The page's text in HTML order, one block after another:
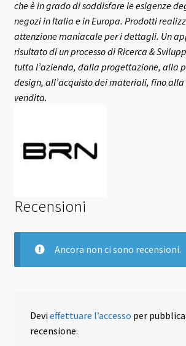
che è in grado di soddisfare le esigenze
negozi in Italia e in Europa. Prodotti
attenzione maniacale per i dettagli. Un
risultato di un processo di Ricerca &
tutta l’azienda, dalla progettazione, alla
design, all’acquisto dei materiali, fino
vendita.
Recensioni
Ancora non ci sono recensioni.
Devieffettuare l’accesso per
recensione.